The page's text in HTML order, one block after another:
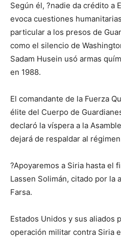
Según él, ?nadie da crédito a
evoca cuestiones
particular a los presos de
como el silencio de
Sadam Husein usó armas
en 1988.
El comandante de la Fuerza
élite del Cuerpo de
declaró la víspera a la
dejará de respaldar al
?Apoyaremos a Siria hasta el
Lassen Solimán, citado por la
Farsa.
Estados Unidos y sus aliados
operación militar contra Siria